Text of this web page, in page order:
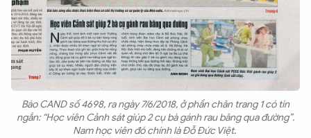
Báo CAND số 4698, ra ngày 7/6/2018, ở phần chân trang 1 có tin
ngắn: “Học viên Cảnh sát giúp 2 cụ bà gánh rau băng qua đường”.
Nam học viên đó chính là Đỗ Đức Việt.